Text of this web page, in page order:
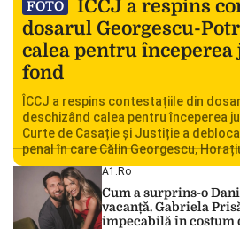
FOTO
ÎCCJ a respins
dosarul Georgescu-
calea pentru începerea
fond
ÎCCJ a respins contestațiile din
deschizând calea pentru începerea
Curte de Casație și Justiție a
penal în care Călin Georgescu,
persoane sunt acuzați de acțiuni
ordinii constituționale. În ședința din
judecătorii de la instanța supremă
A1.ro
Cum a surprins-o
vacanță. Gabriela
impecabilă în costum